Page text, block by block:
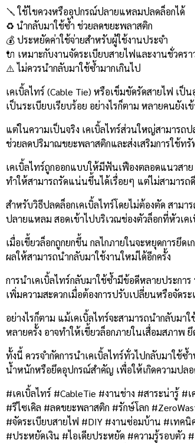
🪛 ใช้ไขควงหรืออุปกรณ์ปลายแหลมปลดล็อกได้
♻️ นำกลับมาใช้ซ้ำ ช่วยลดขยะพลาสติก
💰 ประหยัดค่าใช้จ่ายสำหรับผู้ใช้งานประจำ
🔌 เหมาะกับงานจัดระเบียบสายไฟและงานชั่วครา
⚠️ ไม่ควรนำกลับมาใช้ซ้ำมากเกินไป
เคเบิ้ลไทร์ (Cable Tie) หรือเข็มขัดรัดสายไฟ เ
เป็นระเบียบเรียบร้อย อย่างไรก็ตาม หลายคนยังเ
แต่ในความเป็นจริง เคเบิ้ลไทร์ส่วนใหญ่สามารถ
ช่วยลดปริมาณขยะพลาสติกและส่งเสริมการใช้ทรั
เคเบิ้ลไทร์ถูกออกแบบให้มีฟันเฟืองตลอดแนวสา
ทำให้สามารถรัดแน่นขึ้นได้เรื่อยๆ แต่ไม่สามารถ
สำหรับวิธีปลดล็อกเคเบิ้ลไทร์โดยไม่ต้องตัด สาม
ปลายแหลม สอดเข้าไปบริเวณช่องตัวล็อกที่หัวเค
เมื่อเขี้ยวล็อกถูกยกขึ้น กลไกภายในจะหยุดการยึด
ผลให้สามารถนำกลับมาใช้งานใหม่ได้อีกครั้ง
การนำเคเบิ้ลไทร์กลับมาใช้ซ้ำมีข้อดีหลายประกา
เพิ่มความสะดวกเมื่อต้องการปรับเปลี่ยนหรือจัดร
อย่างไรก็ตาม แม้เคเบิ้ลไทร์จะสามารถนำกลับม
หลายครั้ง อาจทำให้เขี้ยวล็อกภายในเสื่อมสภาพ
ทั้งนี้ ควรจำกัดการนำเคเบิ้ลไทร์ทั่วไปกลับมาใช้
น้ำหนักหรือยึดอุปกรณ์สำคัญ เพื่อให้เกิดความปล
#เคเบิ้ลไทร์ #CableTie #งานช่าง #สาระน่ารู้ #เ
#รีไซเคิล #ลดขยะพลาสติก #รักษ์โลก
#จัดระเบียบสายไฟ #DIY #งานซ่อมบ้าน #เทคนิ
#ประหยัดเงิน #ไอเดียประหยัด #ความรู้รอบตัว